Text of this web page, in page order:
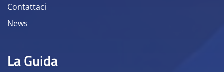
Contattaci
News
La Guida